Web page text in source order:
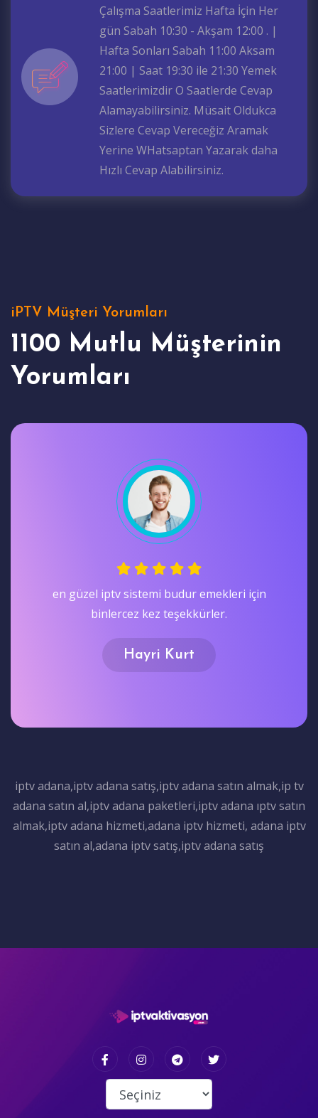
Çalışma Saatlerimiz Hafta İçin Her
gün Sabah 10:30 - Akşam 12:00 . |
Hafta Sonları Sabah 11:00 Aksam
21:00 | Saat 19:30 ile 21:30 Yemek
Saatlerimizdir O Saatlerde Cevap
Alamayabilirsiniz. Müsait Oldukca
Sizlere Cevap Vereceğiz Aramak
Yerine WHatsaptan Yazarak daha
Hızlı Cevap Alabilirsiniz.
Test alıp deneyin Ardından Satın Alın bence
farkı gormenız açısından dıyorum teşekkürler.
Nazmi Oran
iPTV Müşteri Yorumları
1100 Mutlu Müşterinin
Yorumları
iptv adana,iptv adana satış,iptv adana satın almak,ip tv
adana satın al,iptv adana paketleri,iptv adana ıptv satın
almak,iptv adana hizmeti,adana iptv hizmeti, adana iptv
satın al,adana iptv satış,iptv adana satış